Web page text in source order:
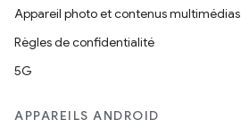
Appareil photo et contenus multimédias
Règles de confidentialité
5G
APPAREILS ANDROID